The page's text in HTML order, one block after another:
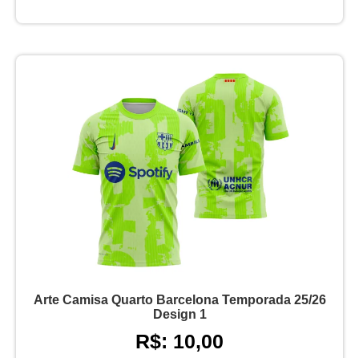
Arte Camisa Quarto Barcelona Temporada 25/26
Design 1
R$: 10,00